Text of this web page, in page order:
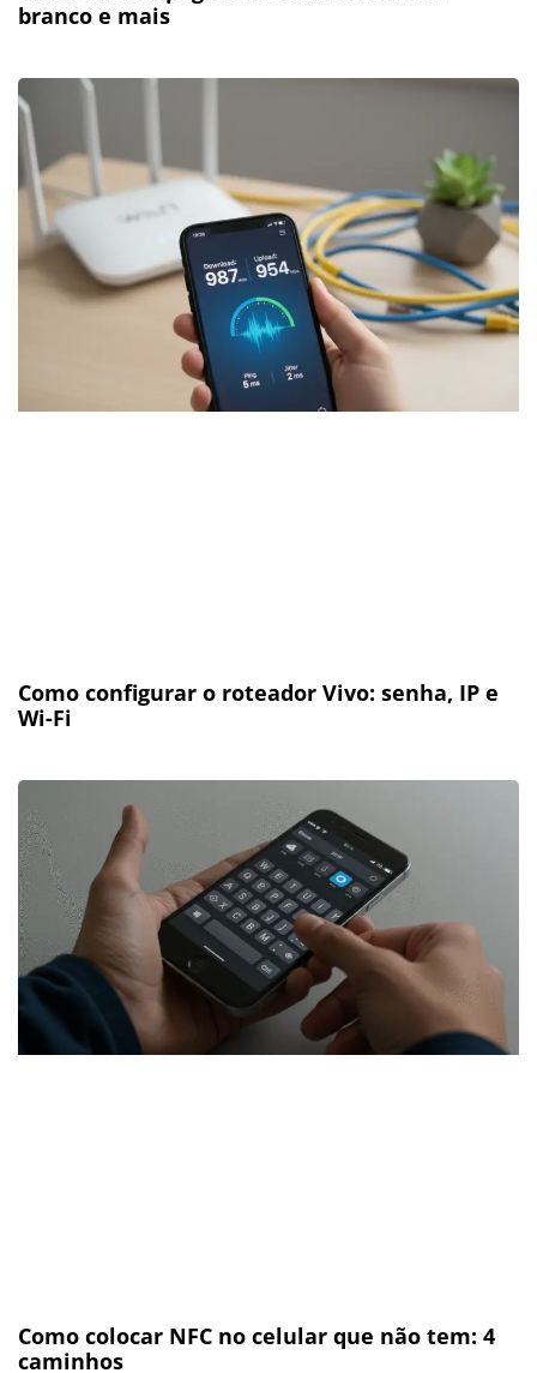
branco e mais
Como configurar o roteador Vivo: senha, IP e
Wi-Fi
Como colocar NFC no celular que não tem: 4
caminhos